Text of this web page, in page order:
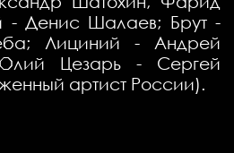
- Денис Шалаев; Брут -
Лициний - Андрей
Цезарь - Сергей
артист России).